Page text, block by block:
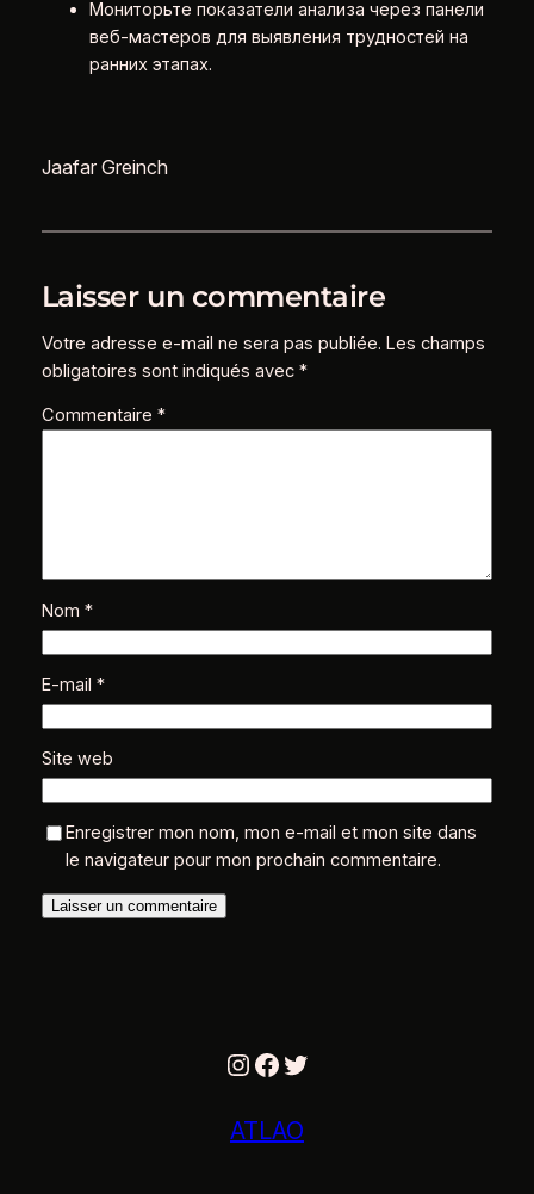
Мониторьте показатели анализа через панели
веб-мастеров для выявления трудностей на
ранних этапах.
Jaafar Greinch
Laisser un commentaire
Votre adresse e-mail ne sera pas publiée. Les champs
obligatoires sont indiqués avec *
Commentaire *
Nom *
E-mail *
Site web
Enregistrer mon nom, mon e-mail et mon site dans
le navigateur pour mon prochain commentaire.
Instagram
Facebook
Twitter
ATLAO